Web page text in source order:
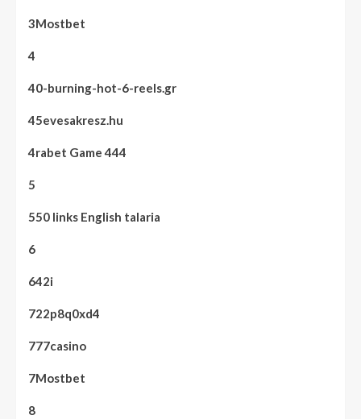
3Mostbet
4
40-burning-hot-6-reels.gr
45evesakresz.hu
4rabet Game 444
5
550 links English talaria
6
642i
722p8q0xd4
777casino
7Mostbet
8